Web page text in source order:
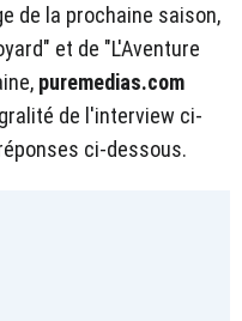
de la prochaine saison,
et de "L'Aventure
puremedias.com
de l'interview ci-
ci-dessous.